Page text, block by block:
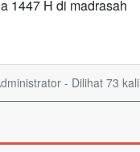
1447 H di madrasah
- Dilihat 73 kali